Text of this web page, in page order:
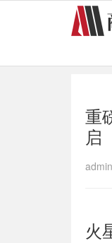
重
启
admin
火